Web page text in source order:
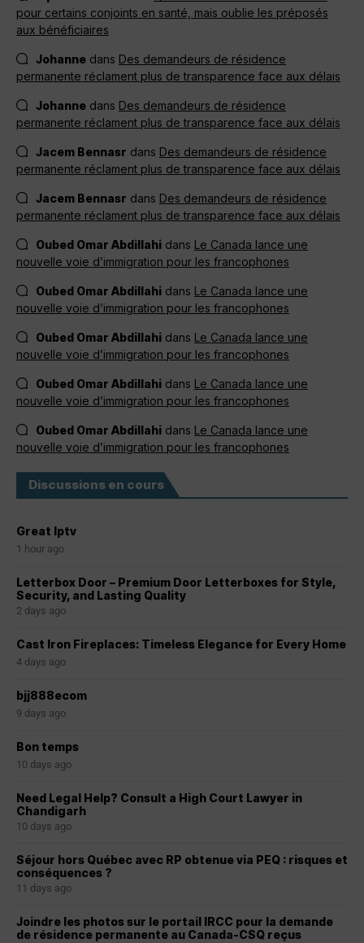
pour certains conjoints en santé, mais oublie les préposés
aux bénéficiaires
Johanne dans Des demandeurs de résidence
permanente réclament plus de transparence face aux délais
Johanne dans Des demandeurs de résidence
permanente réclament plus de transparence face aux délais
Jacem Bennasr dans Des demandeurs de résidence
permanente réclament plus de transparence face aux délais
Jacem Bennasr dans Des demandeurs de résidence
permanente réclament plus de transparence face aux délais
Oubed Omar Abdillahi dans Le Canada lance une
nouvelle voie d’immigration pour les francophones
Oubed Omar Abdillahi dans Le Canada lance une
nouvelle voie d’immigration pour les francophones
Oubed Omar Abdillahi dans Le Canada lance une
nouvelle voie d’immigration pour les francophones
Oubed Omar Abdillahi dans Le Canada lance une
nouvelle voie d’immigration pour les francophones
Oubed Omar Abdillahi dans Le Canada lance une
nouvelle voie d’immigration pour les francophones
Discussions en cours
Great Iptv
1 hour ago
Letterbox Door – Premium Door Letterboxes for Style,
Security, and Lasting Quality
2 days ago
Cast Iron Fireplaces: Timeless Elegance for Every Home
4 days ago
bjj888ecom
9 days ago
Bon temps
10 days ago
Need Legal Help? Consult a High Court Lawyer in
Chandigarh
10 days ago
Séjour hors Québec avec RP obtenue via PEQ : risques et
conséquences ?
11 days ago
Joindre les photos sur le portail IRCC pour la demande
de résidence permanente au Canada-CSQ reçus